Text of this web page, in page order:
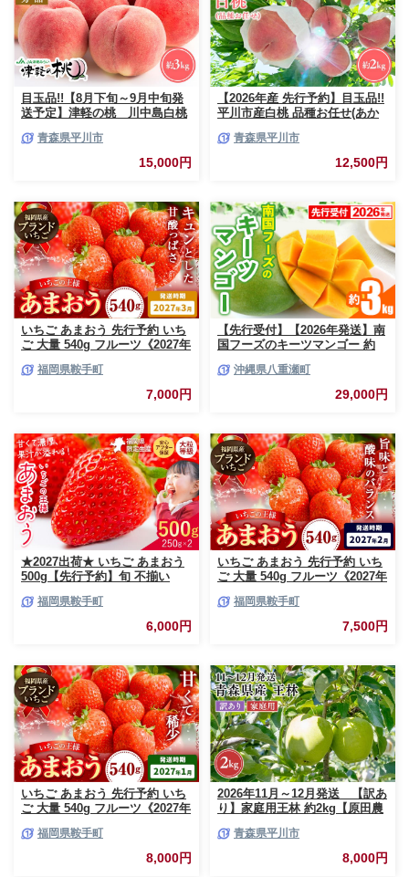
目玉品!!【8月下旬～9月中旬発
送予定】津軽の桃 川中島白桃
青森県平川市
15,000円
【2026年産 先行予約】目玉品!!
平川市産白桃 品種お任せ(あか
8玉)【今井農園】[hi-0064-003]
青森県平川市
12,500円
いちご あまおう 先行予約 いち
ご 大量 540g フルーツ《2027年
だもの 果物 福岡県 鞍手町【配
福岡県鞍手町
7,000円
【先行受付】【2026年発送】南
国フーズのキーツマンゴー 約
南国フルーツ 旬の味覚 沖縄県
産 国産マンゴー 希少種 オスス
沖縄県八重瀬町
29,000円
★2027出荷★ いちご あまおう
500g【先行予約】旬 不揃い
中旬-3月中旬頃出荷》福岡名産
品 果物 くだもの フルーツ いち
ご 苺 イチゴ【配送不可地域:離
福岡県鞍手町
6,000円
いちご あまおう 先行予約 いち
ご 大量 540g フルーツ《2027年
だもの 果物 福岡県 鞍手町【配
福岡県鞍手町
7,500円
いちご あまおう 先行予約 いち
ご 大量 540g フルーツ《2027年
だもの 果物 福岡県 鞍手町【配
福岡県鞍手町
8,000円
2026年11月～12月発送 【訳あ
り】家庭用王林 約2kg【原田農
りんご リンゴ 林檎 くだもの 果
青森県平川市
8,000円